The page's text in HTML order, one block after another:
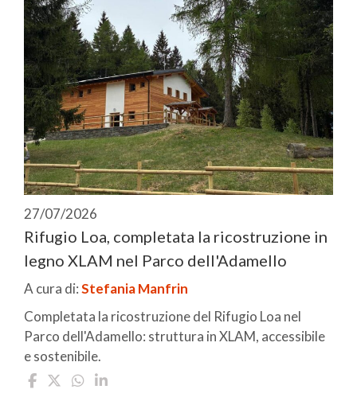
27/07/2026
Rifugio Loa, completata la ricostruzione in
legno XLAM nel Parco dell'Adamello
A cura di:Stefania Manfrin
Completata la ricostruzione del Rifugio Loa nel
Parco dell'Adamello: struttura in XLAM, accessibile
e sostenibile.